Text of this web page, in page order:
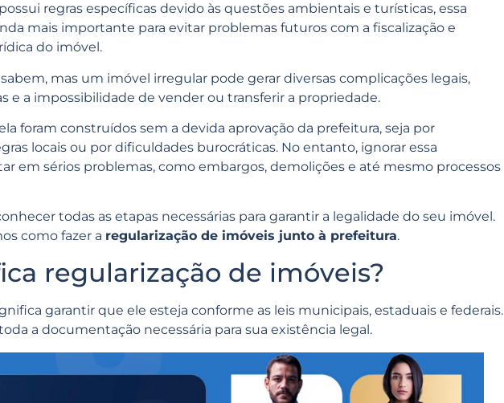
regras específicas devido às questões ambientais e turísticas, essa
mais importante para evitar problemas futuros com a fiscalização e
do imóvel.
mas um imóvel irregular pode gerar diversas complicações legais,
e a impossibilidade de vender ou transferir a propriedade.
foram construídos sem a devida aprovação da prefeitura, seja por
locais ou por dificuldades burocráticas. No entanto, ignorar essa
em sérios problemas, como embargos, demolições e até mesmo processos
todas as etapas necessárias para garantir a legalidade do seu imóvel.
como fazer a regularização de imóveis junto à prefeitura.
regularização de imóveis?
garantir que ele esteja conforme as leis municipais, estaduais e federais.
a documentação necessária para sua existência legal.